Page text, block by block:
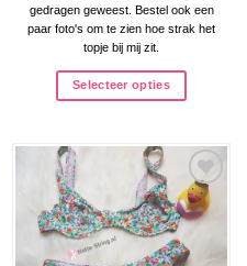
gedragen geweest. Bestel ook een
paar foto's om te zien hoe strak het
topje bij mij zit.
Selecteer opties
Aan
verlanglijst
toevoegen